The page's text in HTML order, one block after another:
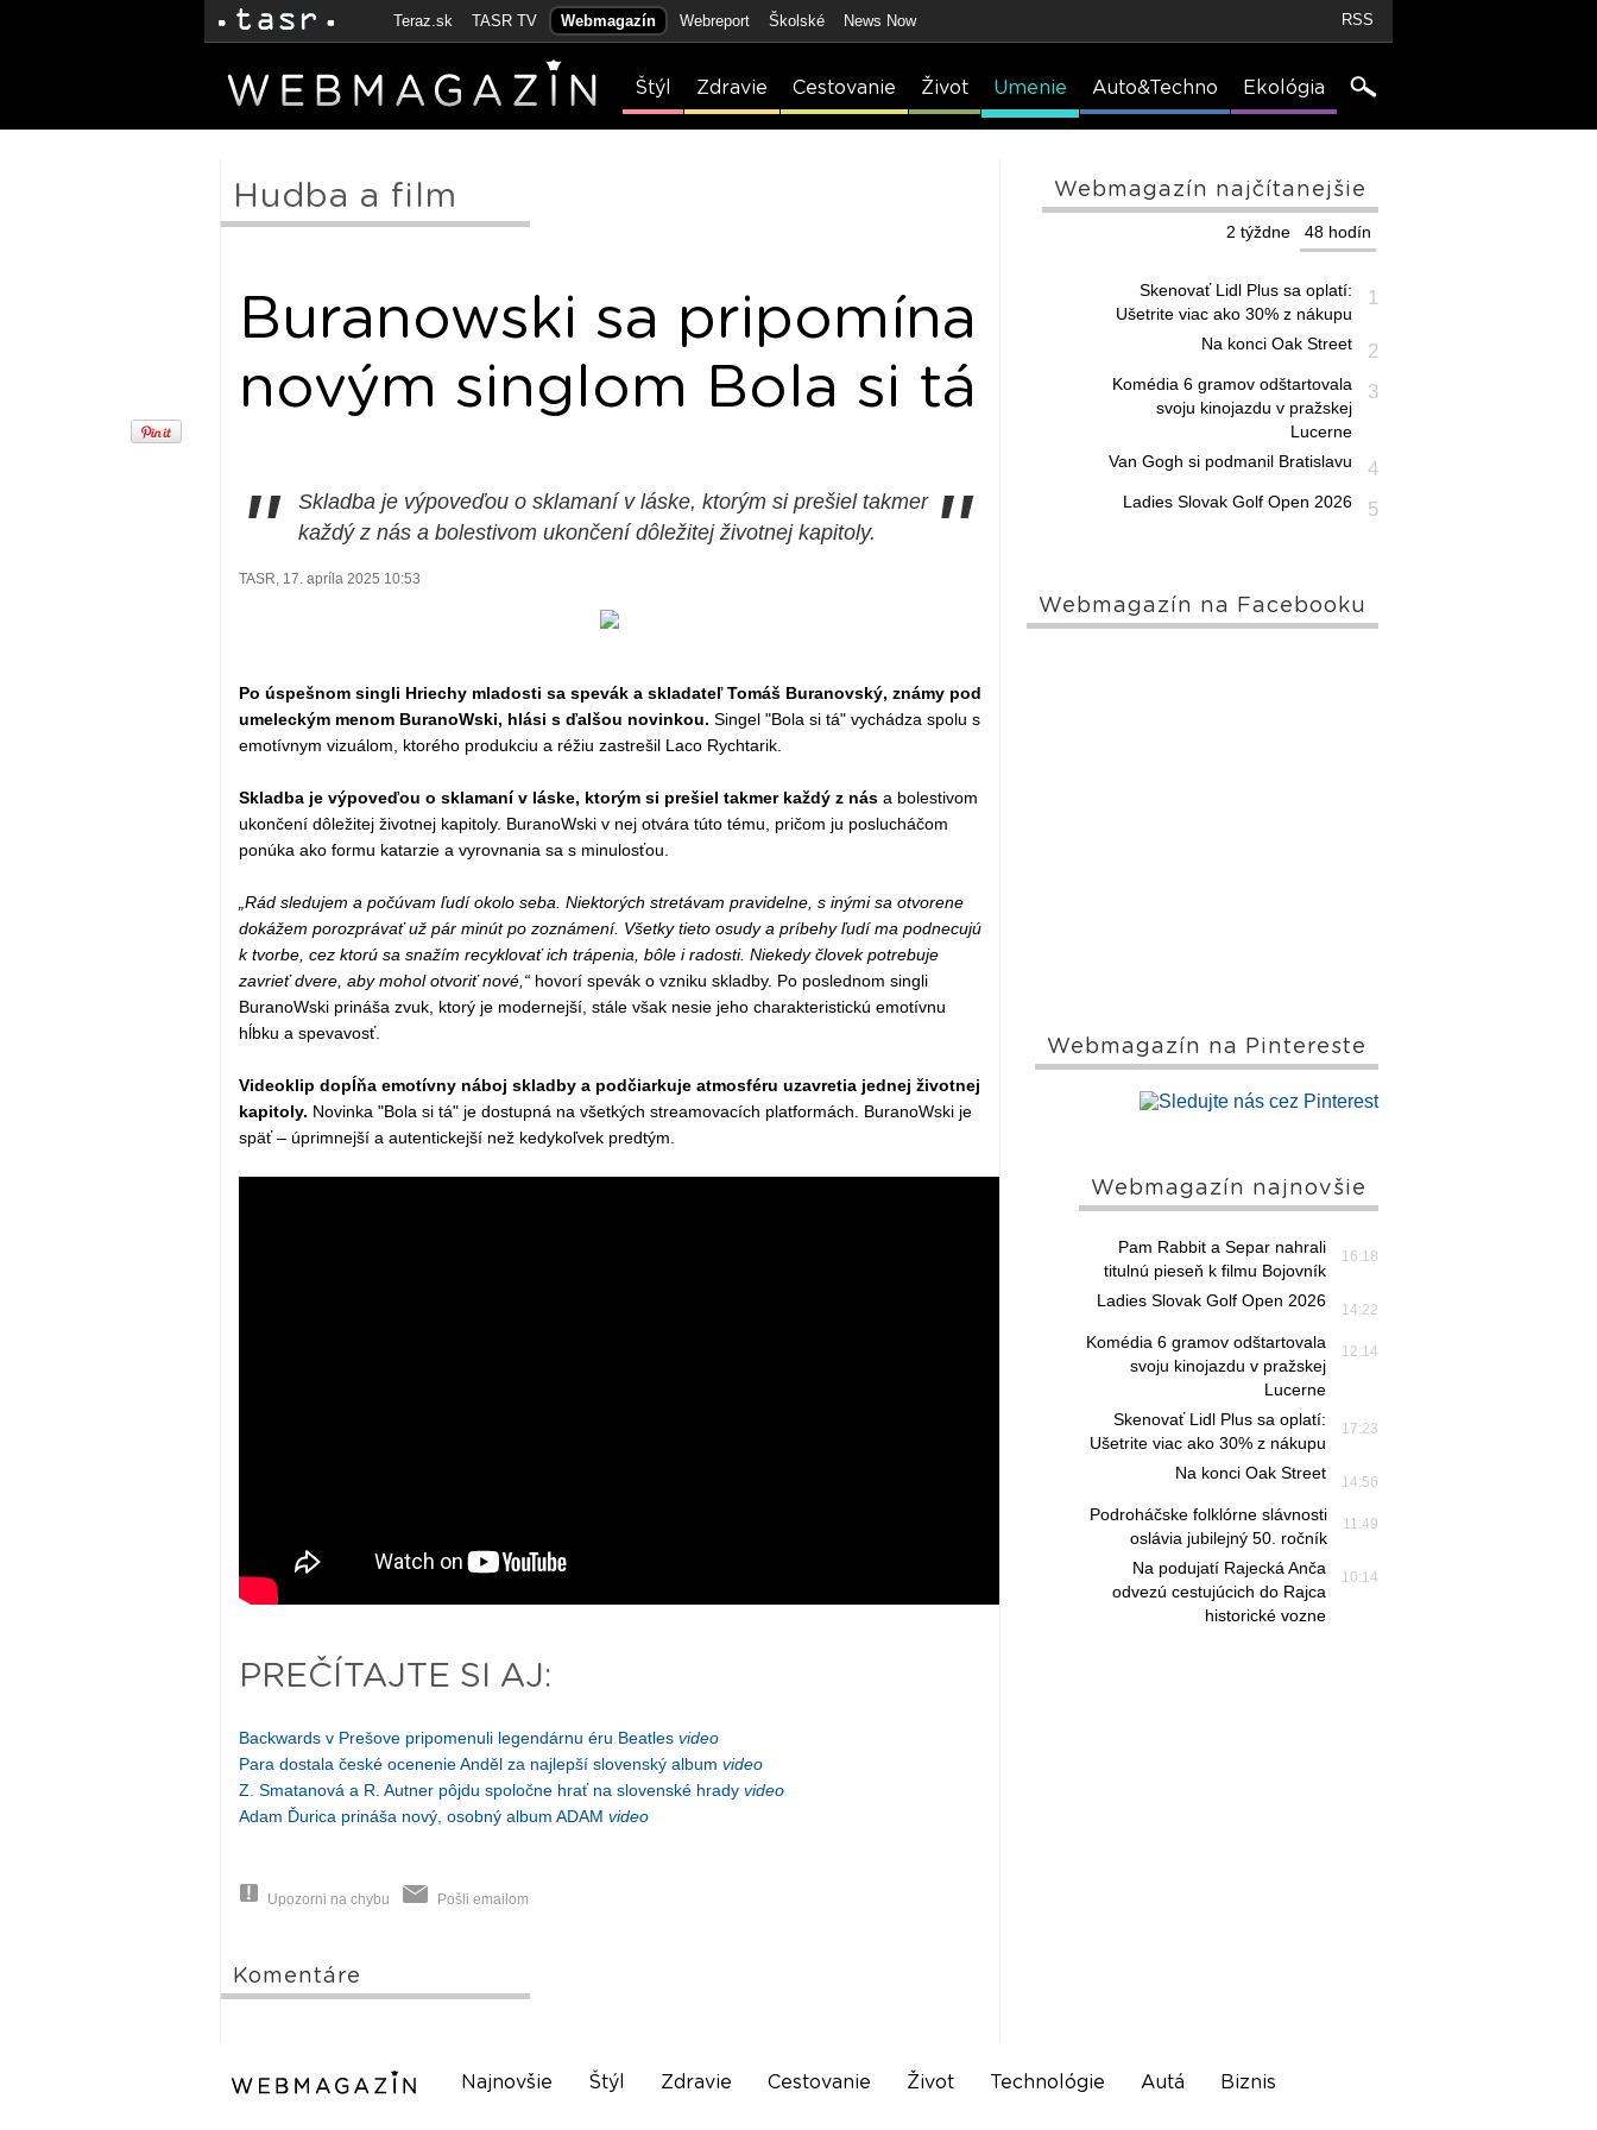
Teraz.sk TASR TV Webmagazín Webreport Školské News Now RSS
Štýl Zdravie Cestovanie Život Umenie Auto&Techno Ekológia
Hudba a film
Buranowski sa pripomína
novým singlom Bola si tá
"
Skladba je výpoveďou o sklamaní v láske, ktorým si prešiel takmer
každý z nás a bolestivom ukončení dôležitej životnej kapitoly.
"
TASR, 17. apríla 2025 10:53
Po úspešnom singli Hriechy mladosti sa spevák a skladateľ Tomáš Buranovský, známy pod
umeleckým menom BuranoWski, hlási s ďalšou novinkou. Singel "Bola si tá" vychádza spolu s
emotívnym vizuálom, ktorého produkciu a réžiu zastrešil Laco Rychtarik.
Skladba je výpoveďou o sklamaní v láske, ktorým si prešiel takmer každý z nás a bolestivom
ukončení dôležitej životnej kapitoly. BuranoWski v nej otvára túto tému, pričom ju poslucháčom
ponúka ako formu katarzie a vyrovnania sa s minulosťou.
„Rád sledujem a počúvam ľudí okolo seba. Niektorých stretávam pravidelne, s inými sa otvorene
dokážem porozprávať už pár minút po zoznámení. Všetky tieto osudy a príbehy ľudí ma podnecujú
k tvorbe, cez ktorú sa snažím recyklovať ich trápenia, bôle i radosti. Niekedy človek potrebuje
zavrieť dvere, aby mohol otvoriť nové,“ hovorí spevák o vzniku skladby. Po poslednom singli
BuranoWski prináša zvuk, ktorý je modernejší, stále však nesie jeho charakteristickú emotívnu
hĺbku a spevavosť.
Videoklip dopĺňa emotívny náboj skladby a podčiarkuje atmosféru uzavretia jednej životnej
kapitoly. Novinka "Bola si tá" je dostupná na všetkých streamovacích platformách. BuranoWski je
späť – úprimnejší a autentickejší než kedykoľvek predtým.
PREČÍTAJTE SI AJ:
Backwards v Prešove pripomenuli legendárnu éru Beatles video
Para dostala české ocenenie Anděl za najlepší slovenský album video
Z. Smatanová a R. Autner pôjdu spoločne hrať na slovenské hrady video
Adam Ďurica prináša nový, osobný album ADAM video
Upozorni na chybu Pošli emailom
Komentáre
Webmagazín najčítanejšie
48 hodín
2 týždne
1
Skenovať Lidl Plus sa oplatí:
Ušetrite viac ako 30% z nákupu
2
Na konci Oak Street
3
Komédia 6 gramov odštartovala
svoju kinojazdu v pražskej
Lucerne
4
Van Gogh si podmanil Bratislavu
5
Ladies Slovak Golf Open 2026
Webmagazín na Facebooku
Webmagazín na Pintereste
Webmagazín najnovšie
16:18
Pam Rabbit a Separ nahrali
titulnú pieseň k filmu Bojovník
14:22
Ladies Slovak Golf Open 2026
12:14
Komédia 6 gramov odštartovala
svoju kinojazdu v pražskej
Lucerne
17:23
Skenovať Lidl Plus sa oplatí:
Ušetrite viac ako 30% z nákupu
14:56
Na konci Oak Street
11:49
Podroháčske folklórne slávnosti
oslávia jubilejný 50. ročník
10:14
Na podujatí Rajecká Anča
odvezú cestujúcich do Rajca
historické vozne
Najnovšie Štýl Zdravie Cestovanie Život Technológie Autá Biznis